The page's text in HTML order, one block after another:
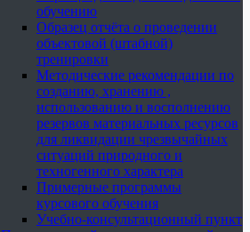
обучению
Образец отчёта о проведении
объектовой (штабной)
тренировки
Методические рекомендации по
созданию, хранению ,
использованию и восполнению
резервов материальных ресурсов
для ликвидации чрезвычайных
ситуаций природного и
техногенного характера
Примерные программы
курсового обучения
Учебно-консультационный пункт